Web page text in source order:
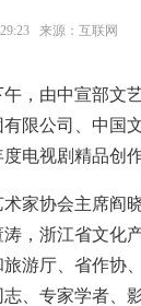
来源：互联网
由中宣部文艺
限公司、中国
度电视剧精品创
协会主席阎晓
涛，浙江省文化
旅游厅、省作协
、专家学者、